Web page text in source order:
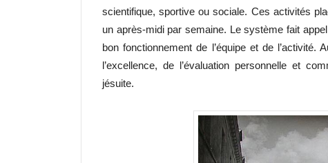
scientifique, sportive ou sociale. Ces activités
un après-midi par semaine. Le système fait
bon fonctionnement de l’équipe et de l’activité.
l’excellence, de l’évaluation personnelle et
jésuite.